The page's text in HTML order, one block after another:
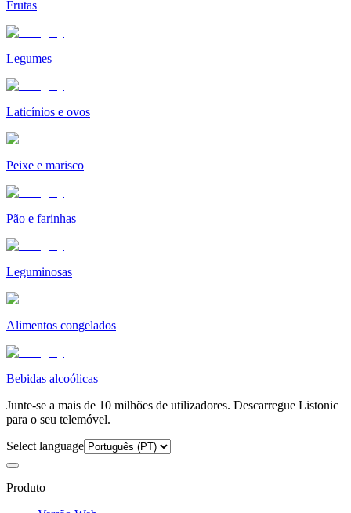
Frutas
Legumes
Laticínios e ovos
Peixe e marisco
Pão e farinhas
Leguminosas
Alimentos congelados
Bebidas alcoólicas
Junte-se a mais de 10 milhões de utilizadores. Descarregue Listonic
para o seu telemóvel.
Select language
Produto